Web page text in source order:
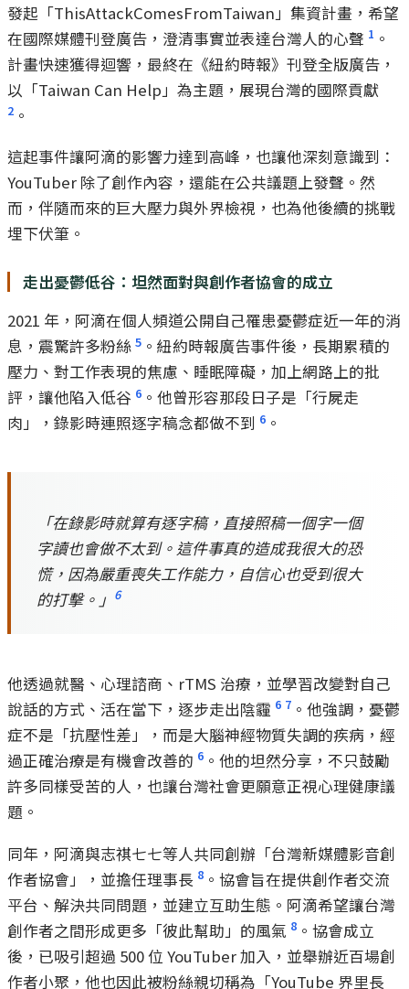
發起「ThisAttackComesFromTaiwan」集資計畫，希望
在國際媒體刊登廣告，澄清事實並表達台灣人的心聲 1 。
計畫快速獲得迴響，最終在《紐約時報》刊登全版廣告，
以「Taiwan Can Help」為主題，展現台灣的國際貢獻
2 。
這起事件讓阿滴的影響力達到高峰，也讓他深刻意識到：
YouTuber 除了創作內容，還能在公共議題上發聲。然
而，伴隨而來的巨大壓力與外界檢視，也為他後續的挑戰
埋下伏筆。
走出憂鬱低谷：坦然面對與創作者協會的成立
2021 年，阿滴在個人頻道公開自己罹患憂鬱症近一年的消
息，震驚許多粉絲 5 。紐約時報廣告事件後，長期累積的
壓力、對工作表現的焦慮、睡眠障礙，加上網路上的批
評，讓他陷入低谷 6 。他曾形容那段日子是「行屍走
肉」，錄影時連照逐字稿念都做不到 6 。
「在錄影時就算有逐字稿，直接照稿一個字一個
字讀也會做不太到。這件事真的造成我很大的恐
慌，因為嚴重喪失工作能力，自信心也受到很大
的打擊。」 6
他透過就醫、心理諮商、rTMS 治療，並學習改變對自己
說話的方式、活在當下，逐步走出陰霾 6 7 。他強調，憂鬱
症不是「抗壓性差」，而是大腦神經物質失調的疾病，經
過正確治療是有機會改善的 6 。他的坦然分享，不只鼓勵
許多同樣受苦的人，也讓台灣社會更願意正視心理健康議
題。
同年，阿滴與志祺七七等人共同創辦「台灣新媒體影音創
作者協會」，並擔任理事長 8 。協會旨在提供創作者交流
平台、解決共同問題，並建立互助生態。阿滴希望讓台灣
創作者之間形成更多「彼此幫助」的風氣 8 。協會成立
後，已吸引超過 500 位 YouTuber 加入，並舉辦近百場創
作者小聚，他也因此被粉絲親切稱為「YouTube 界里長